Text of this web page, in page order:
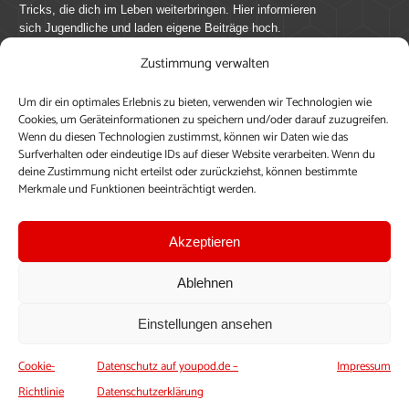
Zustimmung verwalten
Um dir ein optimales Erlebnis zu bieten, verwenden wir Technologien wie
Cookies, um Geräteinformationen zu speichern und/oder darauf zuzugreifen.
Wenn du diesen Technologien zustimmst, können wir Daten wie das
Surfverhalten oder eindeutige IDs auf dieser Website verarbeiten. Wenn du
deine Zustimmung nicht erteilst oder zurückziehst, können bestimmte
Merkmale und Funktionen beeinträchtigt werden.
Akzeptieren
Ablehnen
Einstellungen ansehen
Cookie-
Richtlinie
Datenschutz auf youpod.de –
Datenschutzerklärung
Impressum
Tricks, die dich im Leben weiterbringen. Hier informieren
sich Jugendliche und laden eigene Beiträge hoch.
Mach mit bei youpod.de!
youpod.de lebt von Menschen wie dir. Sammel
journalistische Erfahrung, teile deine Perspektive und
veröffentliche deine Beiträge auf youpod.de.Du musst
dich anmelden, um alle Funktionen nutzen zu können, ein
Profil anzulegen, eigene Beiträge hochzuladen und zu
Einloggen